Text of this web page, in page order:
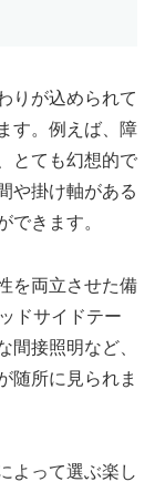
りが込められて
す。例えば、障
とても幻想的で
や掛け軸がある
できます。
を両立させた備
ドサイドテー
間接照明など、
随所に見られま
よって選ぶ楽し